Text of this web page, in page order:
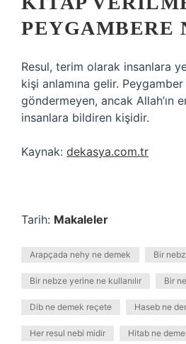
PEYGAMBERE
Resul, terim olarak insanlara
kişi anlamına gelir.
göndermeyen, ancak Allah’ın
insanlara bildiren kişidir.
Kaynak: dekasya.com.tr
Tarih: Makaleler
Arapçada nehy ne demek Bir
Bir nebze yerine ne kullanılır Bir
Dib ne demek reçete Haseb ne
Her resul nebi midir Hitab ne